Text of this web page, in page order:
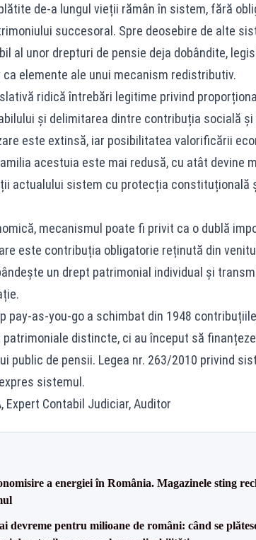
de-a lungul vieții rămân în sistem, fără
succesoral. Spre deosebire de alte
al unor drepturi de pensie deja dobândite,
elemente ale unui mecanism redistributiv.
ridică întrebări legitime privind
și delimitarea dintre contribuția socială și
este extinsă, iar posibilitatea valorificării
acestuia este mai redusă, cu atât devine
actualului sistem cu protecția constituțională
mecanismul poate fi privit ca o dublă
este contribuția obligatorie reținută din
un drept patrimonial individual și
pay-as-you-go a schimbat din 1948
distincte, ci au început să
public de pensii. Legea nr. 263/2010 privind
sistemul.
Expert Contabil Judiciar, Auditor
a energiei în România. Magazinele sting
devreme pentru milioane de români: când se